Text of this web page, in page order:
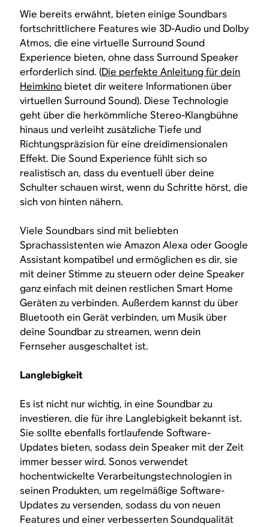
Wie bereits erwähnt, bieten einige Soundbars
fortschrittlichere Features wie 3D-Audio und Dolby
Atmos, die eine virtuelle Surround Sound
Experience bieten, ohne dass Surround Speaker
erforderlich sind. (Die perfekte Anleitung für dein
Heimkino bietet dir weitere Informationen über
virtuellen Surround Sound). Diese Technologie
geht über die herkömmliche Stereo-Klangbühne
hinaus und verleiht zusätzliche Tiefe und
Richtungspräzision für eine dreidimensionalen
Effekt. Die Sound Experience fühlt sich so
realistisch an, dass du eventuell über deine
Schulter schauen wirst, wenn du Schritte hörst, die
sich von hinten nähern.
Viele Soundbars sind mit beliebten
Sprachassistenten wie Amazon Alexa oder Google
Assistant kompatibel und ermöglichen es dir, sie
mit deiner Stimme zu steuern oder deine Speaker
ganz einfach mit deinen restlichen Smart Home
Geräten zu verbinden. Außerdem kannst du über
Bluetooth ein Gerät verbinden, um Musik über
deine Soundbar zu streamen, wenn dein
Fernseher ausgeschaltet ist.
Langlebigkeit
Es ist nicht nur wichtig, in eine Soundbar zu
investieren, die für ihre Langlebigkeit bekannt ist.
Sie sollte ebenfalls fortlaufende Software-
Updates bieten, sodass dein Speaker mit der Zeit
immer besser wird. Sonos verwendet
hochentwickelte Verarbeitungstechnologien in
seinen Produkten, um regelmäßige Software-
Updates zu versenden, sodass du von neuen
Features und einer verbesserten Soundqualität